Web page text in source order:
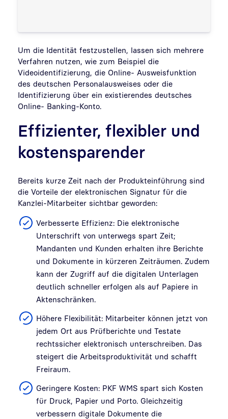
Um die Identität festzustellen, lassen sich mehrere
Verfahren nutzen, wie zum Beispiel die
Videoidentifizierung, die Online- Ausweisfunktion
des deutschen Personalausweises oder die
Identifizierung über ein existierendes deutsches
Online- Banking-Konto.
Effizienter, flexibler und
kostensparender
Bereits kurze Zeit nach der Produkteinführung sind
die Vorteile der elektronischen Signatur für die
Kanzlei-Mitarbeiter sichtbar geworden:
Verbesserte Effizienz: Die elektronische
Unterschrift von unterwegs spart Zeit;
Mandanten und Kunden erhalten ihre Berichte
und Dokumente in kürzeren Zeiträumen. Zudem
kann der Zugriff auf die digitalen Unterlagen
deutlich schneller erfolgen als auf Papiere in
Aktenschränken.
Höhere Flexibilität: Mitarbeiter können jetzt von
jedem Ort aus Prüfberichte und Testate
rechtssicher elektronisch unterschreiben. Das
steigert die Arbeitsproduktivität und schafft
Freiraum.
Geringere Kosten: PKF WMS spart sich Kosten
für Druck, Papier und Porto. Gleichzeitig
verbessern digitale Dokumente die